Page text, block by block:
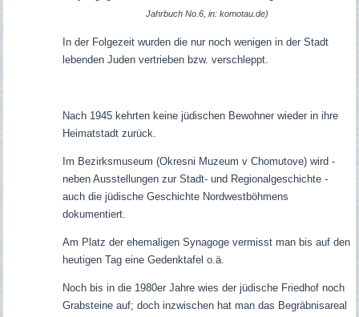
Jahrbuch No.6, in: komotau.de)
In der Folgezeit wurden die nur noch wenigen in der Stadt
lebenden Juden vertrieben bzw. verschleppt.
Nach 1945 kehrten keine jüdischen Bewohner wieder in ihre
Heimatstadt zurück.
Im Bezirksmuseum (Okresni Muzeum v Chomutove) wird -
neben Ausstellungen zur Stadt- und Regionalgeschichte -
auch die jüdische Geschichte Nordwestböhmens
dokumentiert.
Am Platz der ehemaligen Synagoge vermisst man bis auf den
heutigen Tag eine Gedenktafel o.ä.
Noch bis in die 1980er Jahre wies der jüdische Friedhof noch
Grabsteine auf; doch inzwischen hat man das Begräbnisareal